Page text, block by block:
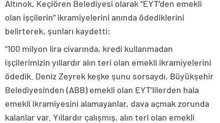
Altınok, Keçiören Belediyesi olarak “EYT’den emekli
olan işçilerin” ikramiyelerini anında ödediklerini
belirterek, şunları kaydetti:
“100 milyon lira civarında, kredi kullanmadan
işçilerimizin yıllardır alın teri olan emekli ikramiyelerini
ödedik. Deniz Zeyrek keşke şunu sorsaydı, Büyükşehir
Belediyesinden (ABB) emekli olan EYT’lilerden hala
emekli ikramiyesini alamayanlar, dava açmak zorunda
kalanlar var. Yıllardır çalışmış, alın teri olan emekli